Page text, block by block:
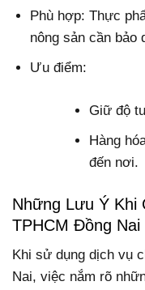
Phù hợp: Thực
nông sản cần bảo
Ưu điểm:
Giữ độ
Hàng
đến nơi.
Những Lưu Ý Khi
TPHCM Đồng Nai
Khi sử dụng dịch vụ
Nai, việc nắm rõ